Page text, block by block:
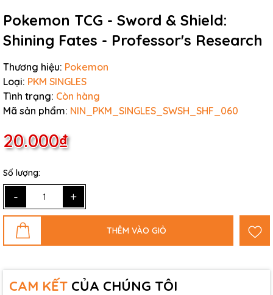
Pokemon TCG - Sword & Shield:
Shining Fates - Professor's Research
Thương hiệu: Pokemon
Loại: PKM SINGLES
Tình trạng: Còn hàng
Mã sản phẩm: NIN_PKM_SINGLES_SWSH_SHF_060
20.000₫
Số lượng:
- +
THÊM VÀO GIỎ
CAM KẾT CỦA CHÚNG TÔI